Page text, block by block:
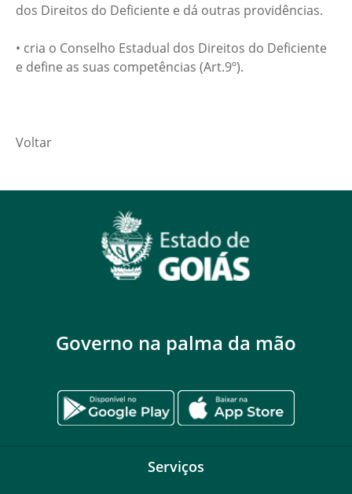
dos Direitos do Deficiente e dá outras providências.
• cria o Conselho Estadual dos Direitos do Deficiente
e define as suas competências (Art.9º).
Voltar
Governo na palma da mão
Serviços